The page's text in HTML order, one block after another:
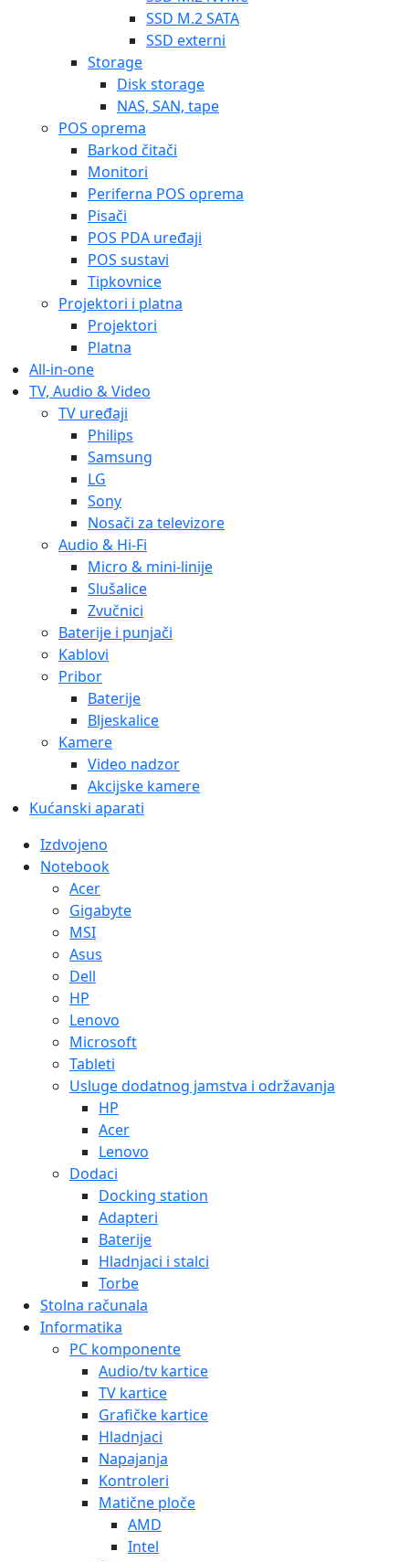
SSD M.2 SATA
SSD externi
Storage
Disk storage
NAS, SAN, tape
POS oprema
Barkod čitači
Monitori
Periferna POS oprema
Pisači
POS PDA uređaji
POS sustavi
Tipkovnice
Projektori i platna
Projektori
Platna
All-in-one
TV, Audio & Video
TV uređaji
Philips
Samsung
LG
Sony
Nosači za televizore
Audio & Hi-Fi
Micro & mini-linije
Slušalice
Zvučnici
Baterije i punjači
Kablovi
Pribor
Baterije
Bljeskalice
Kamere
Video nadzor
Akcijske kamere
Kućanski aparati
Izdvojeno
Notebook
Acer
Gigabyte
MSI
Asus
Dell
HP
Lenovo
Microsoft
Tableti
Usluge dodatnog jamstva i održavanja
HP
Acer
Lenovo
Dodaci
Docking station
Adapteri
Baterije
Hladnjaci i stalci
Torbe
Stolna računala
Informatika
PC komponente
Audio/tv kartice
TV kartice
Grafičke kartice
Hladnjaci
Napajanja
Kontroleri
Matične ploče
AMD
Intel